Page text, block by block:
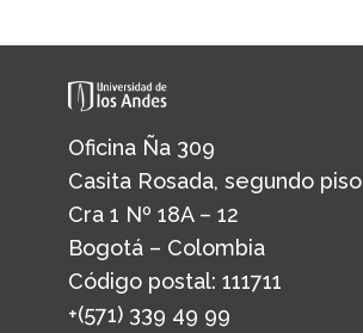
Oficina Ña 309
Casita Rosada, segundo piso
Cra 1 Nº 18A – 12
Bogotá – Colombia
Código postal: 111711
+(571) 339 49 99